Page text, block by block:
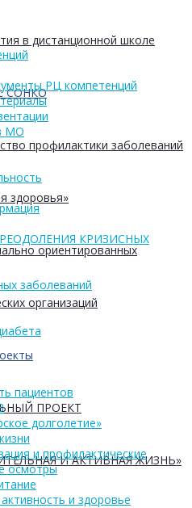
в дистанционной школе
СОНКО
профилактики заболеваний
здоровья»
ориентированных
организаций
ПРОЕКТ
И АКТИВНАЯ ЖИЗНЬ»
РЦ компетенций
МО
КРИЗИСНЫХ
заболеваний
пациентов
долголетие»
и профилактические
осмотры
и здоровье